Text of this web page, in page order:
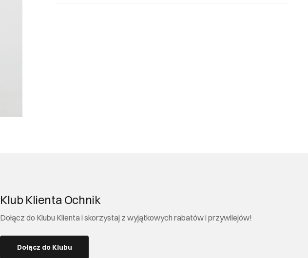
Klub Klienta Ochnik
Dołącz do Klubu Klienta i skorzystaj z wyjątkowych rabatów i przywilejów!
Dołącz do Klubu